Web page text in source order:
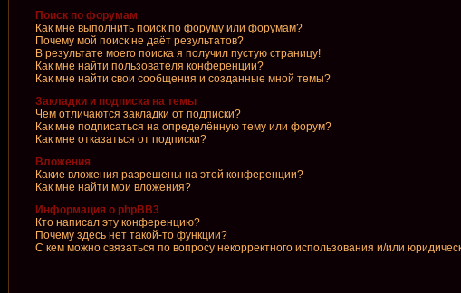
Поиск по форумам
Как мне выполнить поиск по форуму или форумам?
Почему мой поиск не даёт результатов?
В результате моего поиска я получил пустую страницу!
Как мне найти пользователя конференции?
Как мне найти свои сообщения и созданные мной темы?
Закладки и подписка на темы
Чем отличаются закладки от подписки?
Как мне подписаться на определённую тему или форум?
Как мне отказаться от подписки?
Вложения
Какие вложения разрешены на этой конференции?
Как мне найти мои вложения?
Информация о phpBB3
Кто написал эту конференцию?
Почему здесь нет такой-то функции?
С кем можно связаться по вопросу некорректного использования и/или